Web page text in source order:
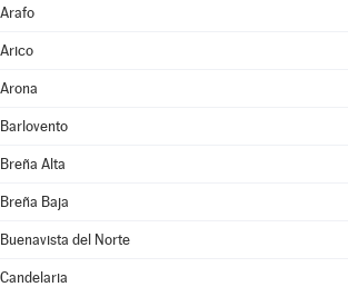
Arafo
Arico
Arona
Barlovento
Breña Alta
Breña Baja
Buenavista del Norte
Candelaria